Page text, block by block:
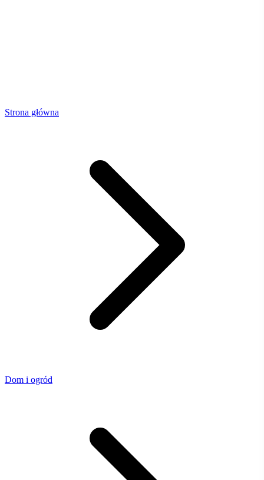
Strona główna
Dom i ogród